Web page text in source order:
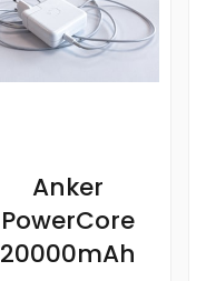
Anker
PowerCore
20000mAh